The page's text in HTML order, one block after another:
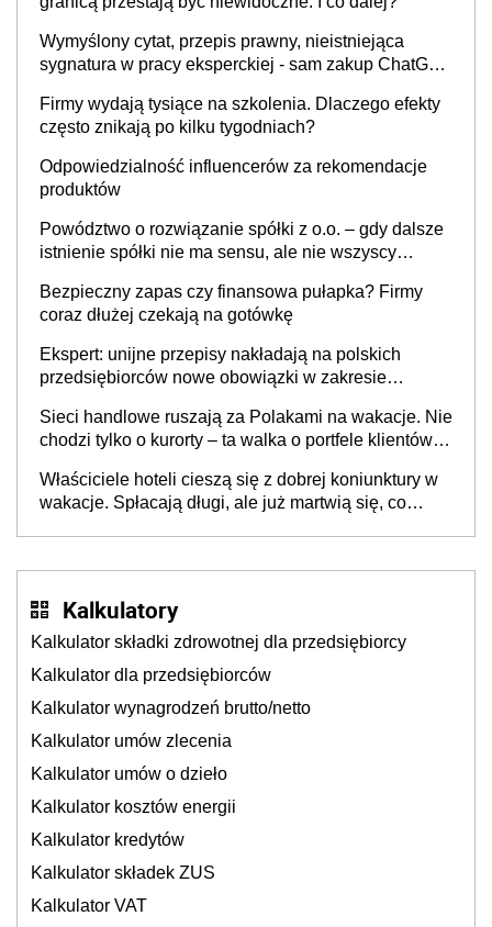
Wymyślony cytat, przepis prawny, nieistniejąca
sygnatura w pracy eksperckiej - sam zakup ChatGPT
Firmy wydają tysiące na szkolenia. Dlaczego efekty
często znikają po kilku tygodniach?
Odpowiedzialność influencerów za rekomendacje
produktów
Powództwo o rozwiązanie spółki z o.o. – gdy dalsze
istnienie spółki nie ma sensu, ale nie wszyscy
Bezpieczny zapas czy finansowa pułapka? Firmy
coraz dłużej czekają na gotówkę
Ekspert: unijne przepisy nakładają na polskich
przedsiębiorców nowe obowiązki w zakresie
Sieci handlowe ruszają za Polakami na wakacje. Nie
chodzi tylko o kurorty – ta walka o portfele klientów
cichu
Właściciele hoteli cieszą się z dobrej koniunktury w
wakacje. Spłacają długi, ale już martwią się, co
Kalkulatory
Kalkulator składki zdrowotnej dla przedsiębiorcy
Kalkulator dla przedsiębiorców
Kalkulator wynagrodzeń brutto/netto
Kalkulator umów zlecenia
Kalkulator umów o dzieło
Kalkulator kosztów energii
Kalkulator kredytów
Kalkulator składek ZUS
Kalkulator VAT